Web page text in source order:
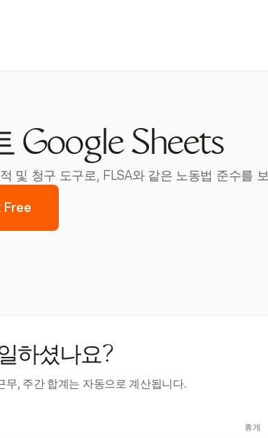
Google Sheets
및 청구 도구로, FLSA와 같은 노동법 준수를
Free
하셨나요?
무, 주간 합계는 자동으로 계산됩니다.
휴게